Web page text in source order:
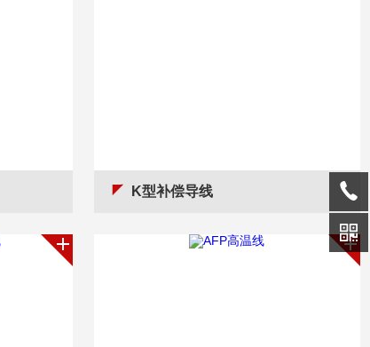
K型补偿导线